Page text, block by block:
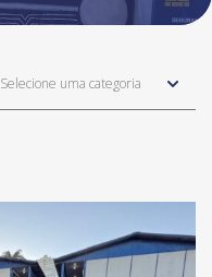
Selecione uma categoria